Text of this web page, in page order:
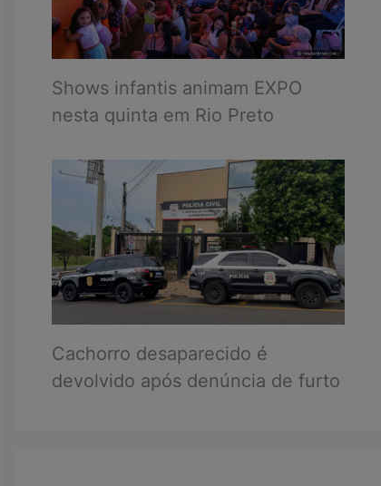
Shows infantis animam EXPO
nesta quinta em Rio Preto
Cachorro desaparecido é
devolvido após denúncia de furto